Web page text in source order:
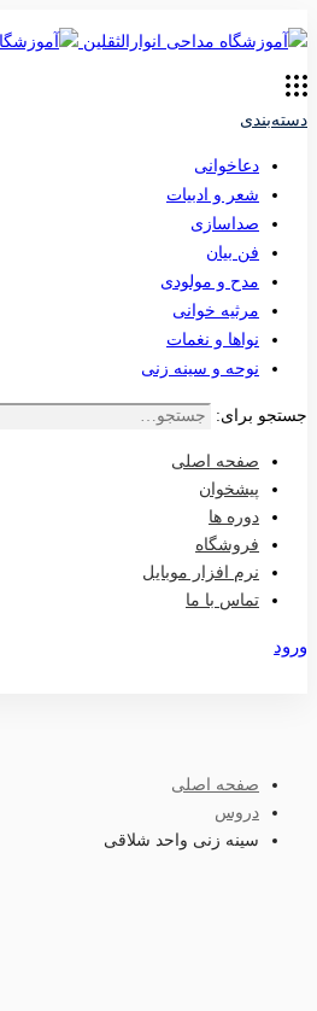
دسته‌بندی
دعاخوانی
شعر و ادبیات
صداسازی
فن بیان
مدح و مولودی
مرثیه خوانی
نواها و نغمات
نوحه و سینه زنی
جستجو برای:
صفحه اصلی
پیشخوان
دوره ها
فروشگاه
نرم افزار موبایل
تماس با ما
ورود
صفحه اصلی
دروس
سینه زنی واحد شلاقی